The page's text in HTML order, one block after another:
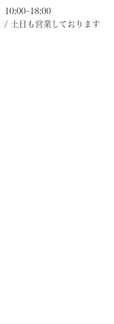
10:00~18:00
/ 土日も営業しております